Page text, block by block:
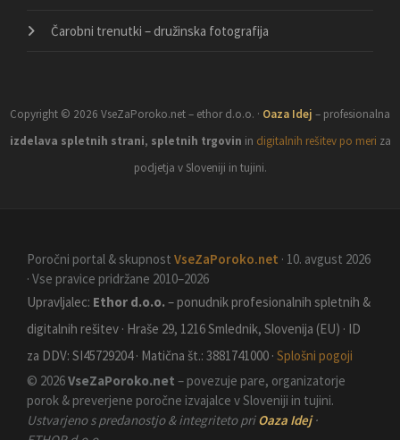
Čarobni trenutki – družinska fotografija
Copyright © 2026 VseZaPoroko.net – ethor d.o.o. · Oaza Idej – profesionalna
izdelava spletnih strani, spletnih trgovin in digitalnih rešitev po meri za
podjetja v Sloveniji in tujini.
Poročni portal & skupnost VseZaPoroko.net · 10. avgust 2026
· Vse pravice pridržane 2010–2026
Upravljalec: Ethor d.o.o. – ponudnik profesionalnih spletnih &
digitalnih rešitev · Hraše 29, 1216 Smlednik, Slovenija (EU) · ID
za DDV: SI45729204 · Matična št.: 3881741000 · Splošni pogoji
© 2026VseZaPoroko.net – povezuje pare, organizatorje
porok & preverjene poročne izvajalce v Sloveniji in tujini.
Ustvarjeno s predanostjo & integriteto priOaza Idej·